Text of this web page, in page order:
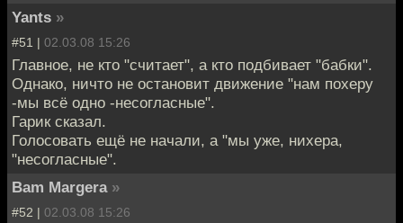
Yants »
#51 | 02.03.08 15:26
Главное, не кто "считает", а кто подбивает "бабки".
Однако, ничто не остановит движение "нам похеру
-мы всё одно -несогласные".
Гарик сказал.
Голосовать ещё не начали, а "мы уже, нихера,
"несогласные".
Bam Margera »
#52 | 02.03.08 15:26